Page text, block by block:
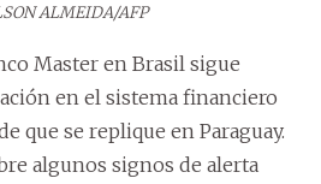
ALMEIDA/AFP
Master en Brasil sigue
en el sistema financiero
que se replique en Paraguay.
algunos signos de alerta